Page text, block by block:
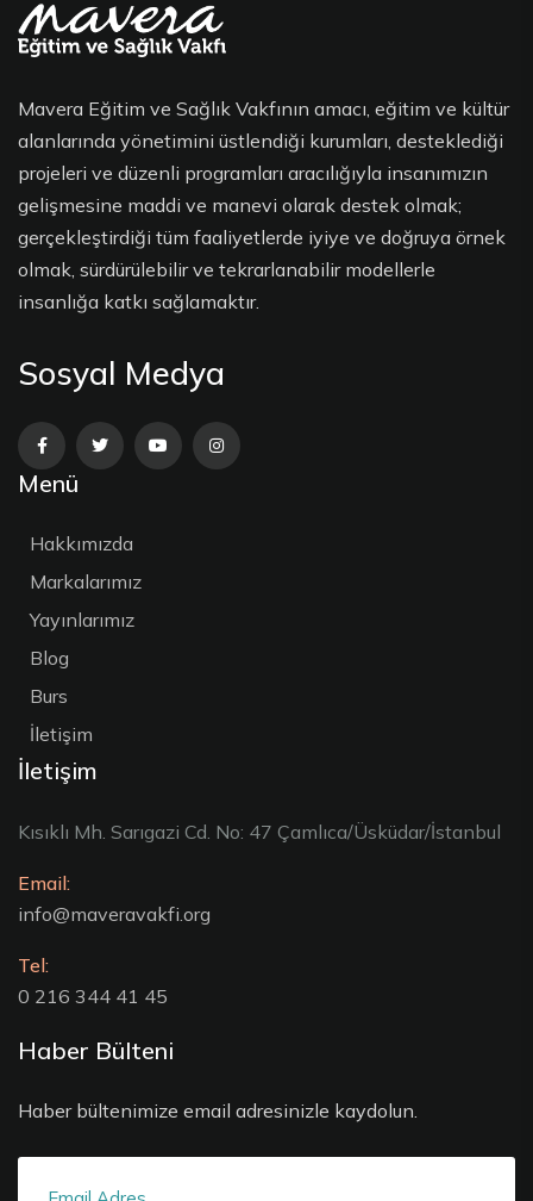
Mavera Eğitim ve Sağlık Vakfının amacı, eğitim ve kültür
alanlarında yönetimini üstlendiği kurumları, desteklediği
projeleri ve düzenli programları aracılığıyla insanımızın
gelişmesine maddi ve manevi olarak destek olmak;
gerçekleştirdiği tüm faaliyetlerde iyiye ve doğruya örnek
olmak, sürdürülebilir ve tekrarlanabilir modellerle
insanlığa katkı sağlamaktır.
Sosyal Medya
Menü
Hakkımızda
Markalarımız
Yayınlarımız
Blog
Burs
İletişim
İletişim
Kısıklı Mh. Sarıgazi Cd. No: 47 Çamlıca/Üsküdar/İstanbul
Email:
info@maveravakfi.org
Tel:
0 216 344 41 45
Haber Bülteni
Haber bültenimize email adresinizle kaydolun.